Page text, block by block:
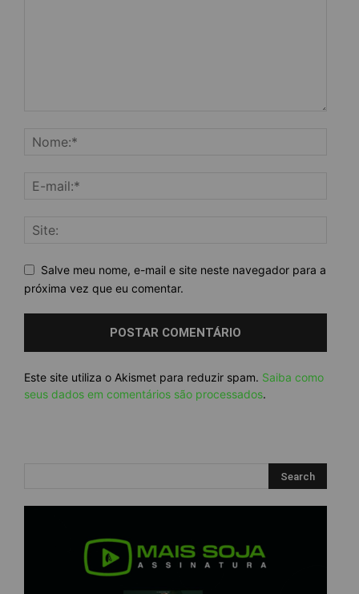
Salve meu nome, e-mail e site neste navegador para a
próxima vez que eu comentar.
Este site utiliza o Akismet para reduzir spam. Saiba como
seus dados em comentários são processados.